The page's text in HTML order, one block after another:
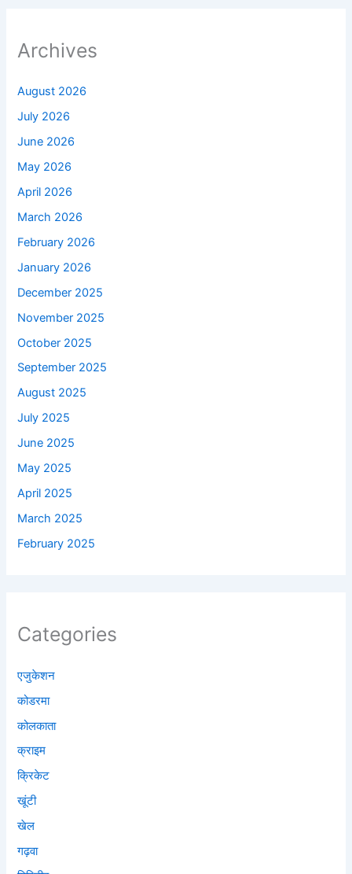
Archives
August 2026
July 2026
June 2026
May 2026
April 2026
March 2026
February 2026
January 2026
December 2025
November 2025
October 2025
September 2025
August 2025
July 2025
June 2025
May 2025
April 2025
March 2025
February 2025
Categories
एजुकेशन
कोडरमा
कोलकाता
क्राइम
क्रिकेट
खूंटी
खेल
गढ़वा